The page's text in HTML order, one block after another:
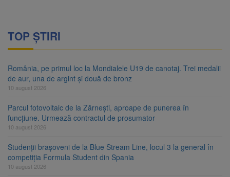
TOP ȘTIRI
România, pe primul loc la Mondialele U19 de canotaj. Trei medalii
de aur, una de argint și două de bronz
10 august 2026
Parcul fotovoltaic de la Zărnești, aproape de punerea în
funcțiune. Urmează contractul de prosumator
10 august 2026
Studenții brașoveni de la Blue Stream Line, locul 3 la general în
competiția Formula Student din Spania
10 august 2026